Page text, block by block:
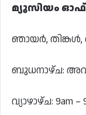
മ്യൂസിയം ഓഫ്
ഞായർ, തിങ്കൾ,
ബുധനാഴ്ച:
വ്യാഴാഴ്ച: 9am –